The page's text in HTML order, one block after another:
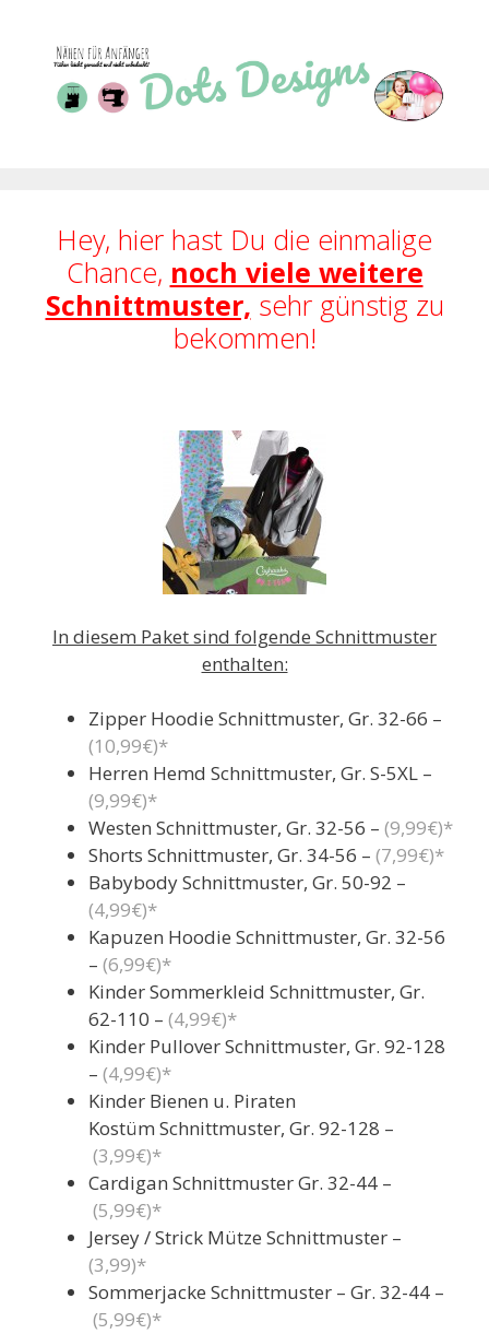
springen
Hey, hier hast Du die einmalige
Chance, noch viele weitere
Schnittmuster, sehr günstig zu
bekommen!
In diesem Paket sind folgende Schnittmuster
enthalten:
Zipper Hoodie Schnittmuster, Gr. 32-66 –
(10,99€)*
Herren Hemd Schnittmuster, Gr. S-5XL –
(9,99€)*
Westen Schnittmuster, Gr. 32-56 – (9,99€)*
Shorts Schnittmuster, Gr. 34-56 – (7,99€)*
Babybody Schnittmuster, Gr. 50-92 –
(4,99€)*
Kapuzen Hoodie Schnittmuster, Gr. 32-56
– (6,99€)*
Kinder Sommerkleid Schnittmuster, Gr.
62-110 – (4,99€)*
Kinder Pullover Schnittmuster, Gr. 92-128
– (4,99€)*
Kinder Bienen u. Piraten
Kostüm Schnittmuster, Gr. 92-128 –
(3,99€)*
Cardigan Schnittmuster Gr. 32-44 –
(5,99€)*
Jersey / Strick Mütze Schnittmuster –
(3,99)*
Sommerjacke Schnittmuster – Gr. 32-44 –
(5,99€)*